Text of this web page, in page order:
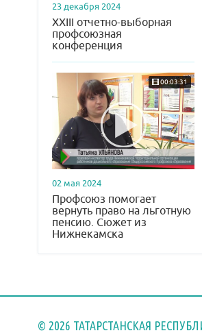
23 декабря 2024
XXIII отчетно-выборная
профсоюзная
конференция
00:03:31
02 мая 2024
Профсоюз помогает
вернуть право на льготную
пенсию. Сюжет из
Нижнекамска
© 2026 ТАТАРСТАНСКАЯ